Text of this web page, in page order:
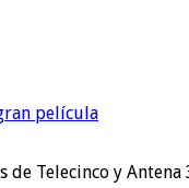
película
de Telecinco y Antena